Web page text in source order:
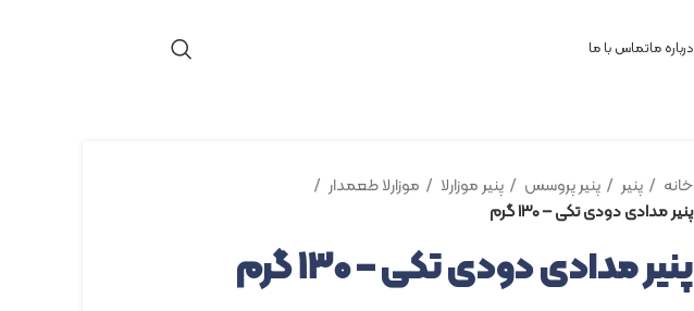
درباره ماتماس با ما
خانه پنیر پنیر پروسس پنیر موزارلا
موزارلا طعمدار
پنیر مدادی دودی تکی – ۱۳۰ گرم
پنیر مدادی دودی تکی – ۱۳۰ گرم